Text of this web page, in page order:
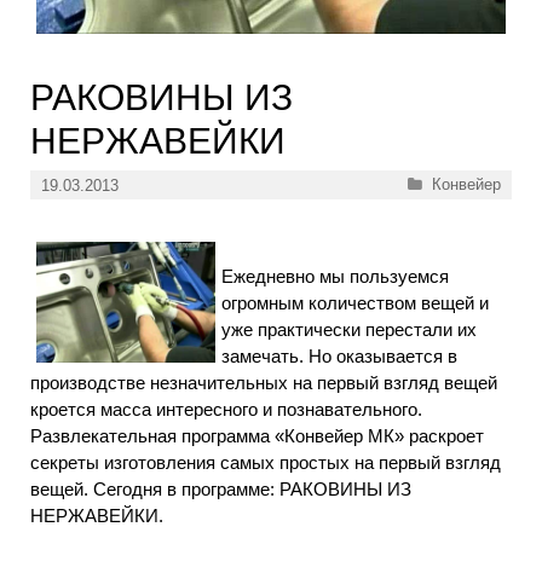
РАКОВИНЫ ИЗ
НЕРЖАВЕЙКИ
19.03.2013 Рубрики
Конвейер
Ежедневно мы пользуемся
огромным количеством вещей и
уже практически перестали их
замечать. Но оказывается в
производстве незначительных на первый взгляд вещей
кроется масса интересного и познавательного.
Развлекательная программа «Конвейер МК» раскроет
секреты изготовления самых простых на первый взгляд
вещей. Сегодня в программе: РАКОВИНЫ ИЗ
НЕРЖАВЕЙКИ.